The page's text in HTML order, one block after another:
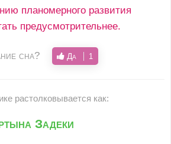
планомерного развития
предусмотрительнее.
сна? Да 1
растолковывается как:
Задеки